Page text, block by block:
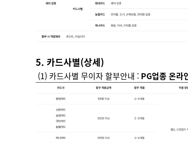
5. 카드사별(상세)
(1) 카드사별 무이자 할부안내 : PG업종 온라